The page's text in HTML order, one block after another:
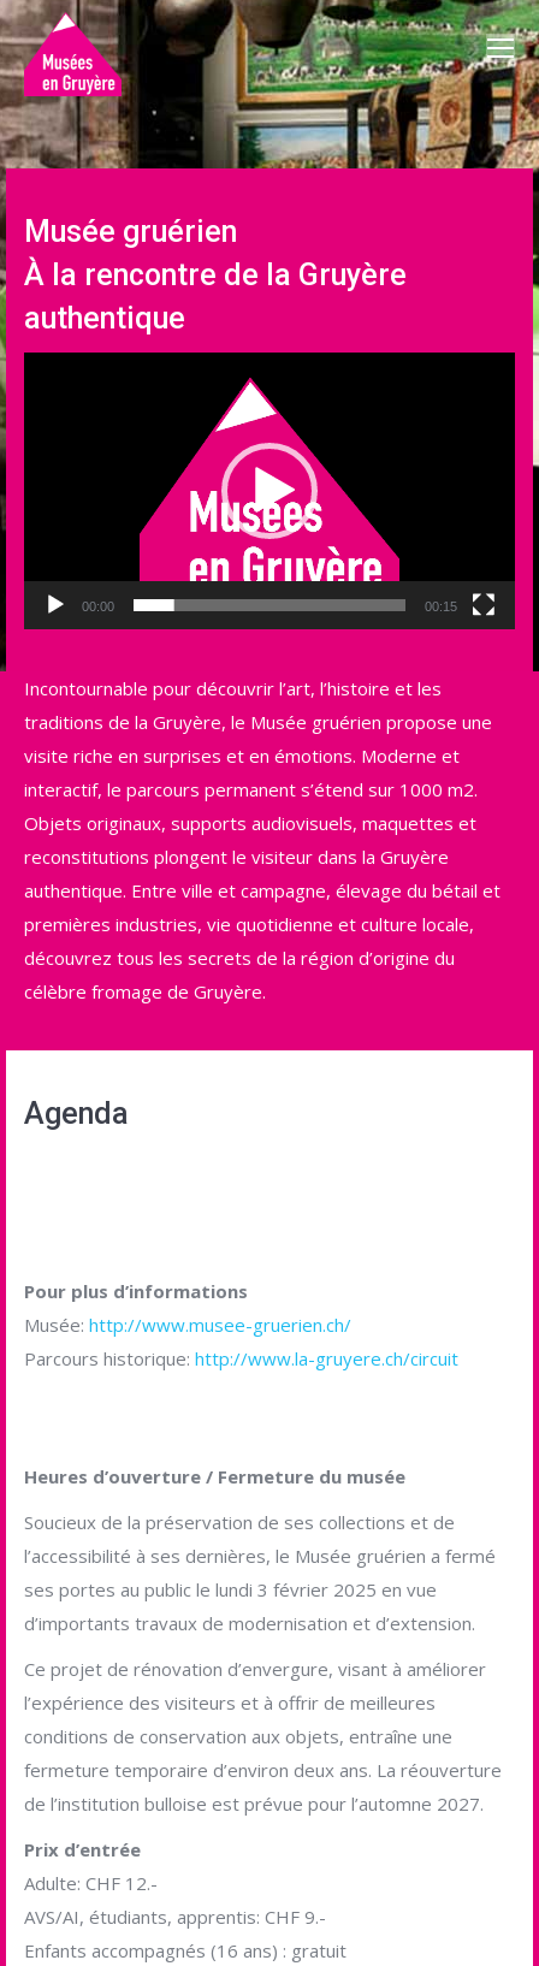
Musée gruérien
À la rencontre de la Gruyère
authentique
00:00 00:15
Incontournable pour découvrir l’art, l’histoire et les
traditions de la Gruyère, le Musée gruérien propose une
visite riche en surprises et en émotions. Moderne et
interactif, le parcours permanent s’étend sur 1000 m2.
Objets originaux, supports audiovisuels, maquettes et
reconstitutions plongent le visiteur dans la Gruyère
authentique. Entre ville et campagne, élevage du bétail et
premières industries, vie quotidienne et culture locale,
découvrez tous les secrets de la région d’origine du
célèbre fromage de Gruyère.
Agenda
Pour plus d’informations
Musée: http://www.musee-gruerien.ch/
Parcours historique: http://www.la-gruyere.ch/circuit
Heures d’ouverture / Fermeture du musée
Soucieux de la préservation de ses collections et de
l’accessibilité à ses dernières, le Musée gruérien a fermé
ses portes au public le lundi 3 février 2025 en vue
d’importants travaux de modernisation et d’extension.
Ce projet de rénovation d’envergure, visant à améliorer
l’expérience des visiteurs et à offrir de meilleures
conditions de conservation aux objets, entraîne une
fermeture temporaire d’environ deux ans. La réouverture
de l’institution bulloise est prévue pour l’automne 2027.
Prix d’entrée
Adulte: CHF 12.-
AVS/AI, étudiants, apprentis: CHF 9.-
Enfants accompagnés (16 ans) : gratuit